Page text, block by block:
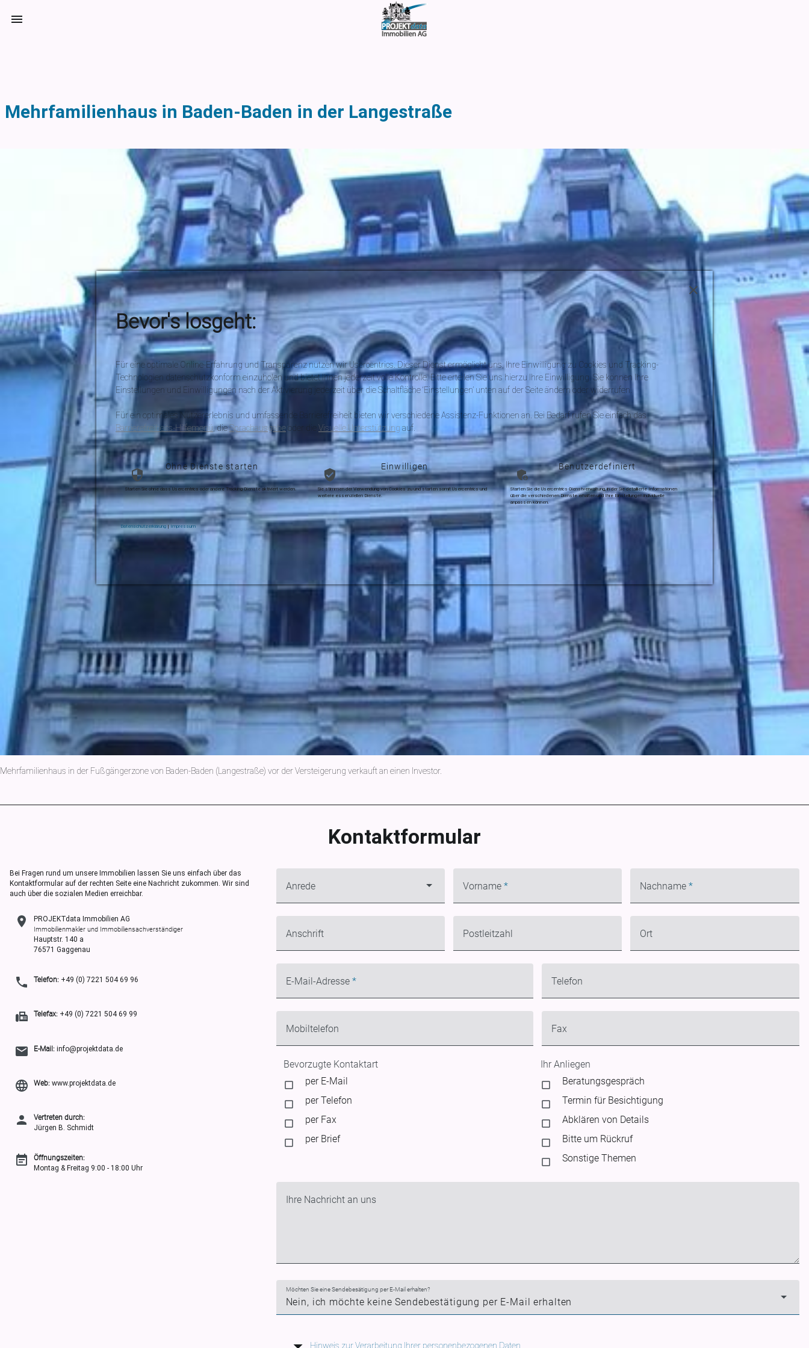
Bevor's losgeht:
Für eine optimale Online-Erfahrung und Transparenz nutzen wir Usercentrics. Dieser Dienst ermöglicht uns, Ihre Einwilligung zu Cookies und Tracking-
Technologien datenschutzkonform einzuholen und bietet Ihnen jederzeit volle Kontrolle. Bitte erteilen Sie uns hierzu Ihre Einwilligung. Sie können Ihre
Einstellungen und Einwilligungen nach der Aktivierung jederzeit über die Schaltfläche ‘Einstellungen’ unten auf der Seite ändern oder widerrufen.
Für ein optimales Nutzererlebnis und umfassende Barrierefreiheit bieten wir verschiedene Assistenz-Funktionen an. Bei Bedarf rufen Sie einfach das
Barrierefreiheits-Hilfemenü, dieSprachausgabe oder die Visuelle Unterstützung auf.
Ohne Dienste starten
Starten Sie ohne dass Usercentrics oder andere Tracking-Dienste aktiviert werden.
Einwilligen
Sie stimmen der Verwendung von Cookies zu und starten somit Usercentrics und
weitere essenziellen Dienste.
Benutzerdefiniert
Starten Sie die Usercentrics-Dienstverwaltung, in der Sie detaillierte Informationen
über die verschiedenen Dienste erhalten und Ihre Einstellungen individuelle
anpassen können.
Datenschutzerklärung|Impressum
Mehrfamilienhaus in Baden-Baden in der Langestraße
Mehrfamilienhaus in der Fußgängerzone von Baden-Baden (Langestraße) vor der Versteigerung verkauft an einen Investor.
Kontaktformular
Bei Fragen rund um unsere Immobilien lassen Sie uns einfach über das
Kontaktformular auf der rechten Seite eine Nachricht zukommen. Wir sind
auch über die sozialen Medien erreichbar.
PROJEKTdata Immobilien AG
Immobilienmakler und Immobiliensachverständiger
Hauptstr. 140 a
76571 Gaggenau
Telefon: +49 (0) 7221 504 69 96
Telefax: +49 (0) 7221 504 69 99
E-Mail: info@projektdata.de
Web: www.projektdata.de
Vertreten durch:
Jürgen B. Schmidt
Öffnungszeiten:
Montag & Freitag 9:00 - 18:00 Uhr
Anrede Pflichtfeld
Vorname * Pflichtfeld
Nachname *
Anschrift Postleitzahl Ort
Pflichtfeld
E-Mail-Adresse * Telefon
Mobiltelefon Fax
Bevorzugte Kontaktart
per E-Mail
per Telefon
per Fax
per Brief
Ihr Anliegen
Beratungsgespräch
Termin für Besichtigung
Abklären von Details
Bitte um Rückruf
Sonstige Themen
Ihre Nachricht an uns
Möchten Sie eine Sendebesätigung per E-Mail erhalten?
Hinweis zur Verarbeitung Ihrer personenbezogenen Daten